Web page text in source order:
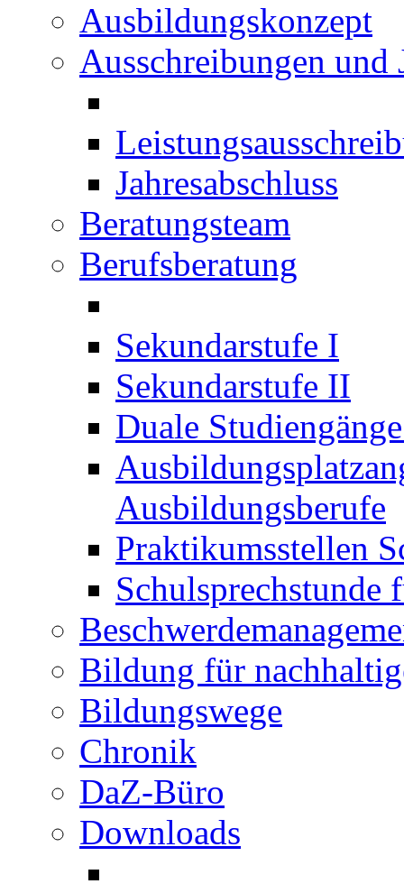
Ausbildungskonzept
Ausschreibungen und
Jahresabschluss
Beratungsteam
Berufsberatung
Sekundarstufe I
Sekundarstufe II
Duale
Ausbildungsberufe
Praktikumsstellen
Schulsprechstunde
Bildung für
Bildungswege
Chronik
DaZ-Büro
Downloads